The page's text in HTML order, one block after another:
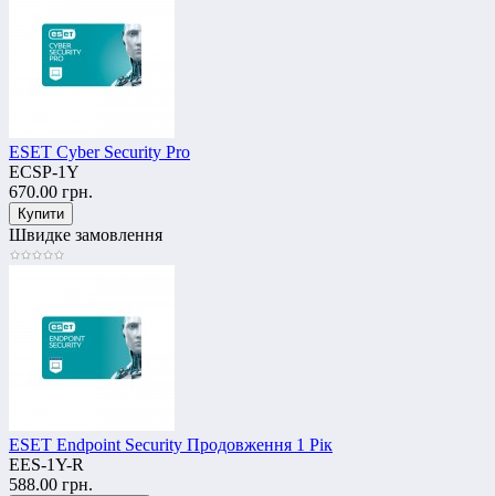
ESET Cyber Security Pro
ECSP-1Y
670.00 грн.
Швидке замовлення
ESET Endpoint Security Продовження 1 Рік
EES-1Y-R
588.00 грн.